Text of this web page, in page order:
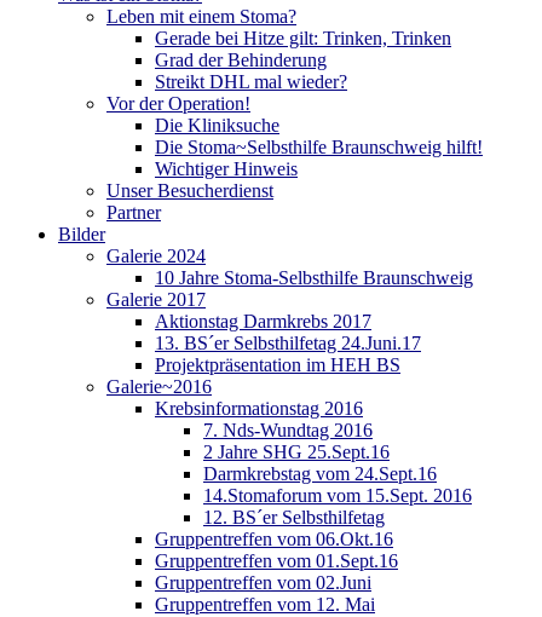
Leben mit einem Stoma?
Gerade bei Hitze gilt: Trinken, Trinken
Grad der Behinderung
Streikt DHL mal wieder?
Vor der Operation!
Die Kliniksuche
Die Stoma~Selbsthilfe Braunschweig hilft!
Wichtiger Hinweis
Unser Besucherdienst
Partner
Bilder
Galerie 2024
10 Jahre Stoma-Selbsthilfe Braunschweig
Galerie 2017
Aktionstag Darmkrebs 2017
13. BS´er Selbsthilfetag 24.Juni.17
Projektpräsentation im HEH BS
Galerie~2016
Krebsinformationstag 2016
7. Nds-Wundtag 2016
2 Jahre SHG 25.Sept.16
Darmkrebstag vom 24.Sept.16
14.Stomaforum vom 15.Sept. 2016
12. BS´er Selbsthilfetag
Gruppentreffen vom 06.Okt.16
Gruppentreffen vom 01.Sept.16
Gruppentreffen vom 02.Juni
Gruppentreffen vom 12. Mai